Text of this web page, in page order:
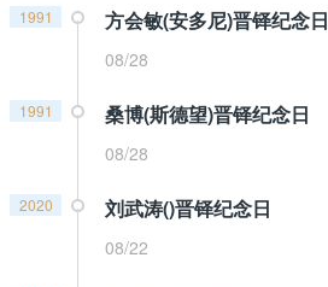
1991 方会敏(安多尼)晋铎纪念日
08/28
1991 桑博(斯德望)晋铎纪念日
08/28
2020 刘武涛()晋铎纪念日
08/22